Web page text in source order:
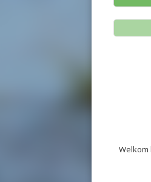
Welkom